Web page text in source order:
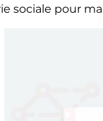
sociale pour